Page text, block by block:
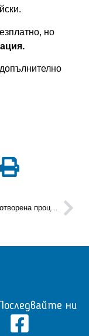
но
Втора отворена процедура за финансиране на проектни предложения в рамките на програмата X2.0
ни